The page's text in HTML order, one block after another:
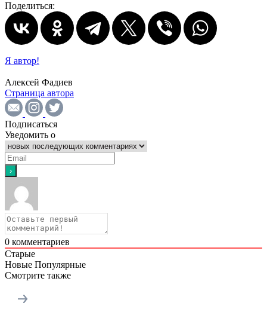
Поделиться:
Я автор!
Алексей Фадиев
Страница автора
Подписаться
Уведомить о
0 комментариев
Старые
Новые Популярные
Смотрите также